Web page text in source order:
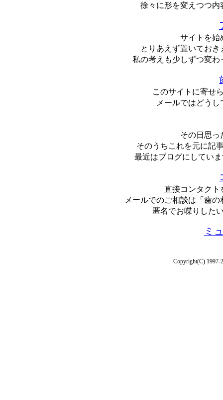
徐々に形を変えつつ
サイトを始
とりあえず置いてお
私の考えも少しずつ変
このサイトに寄せ
メールではどう
その日思っ
そのうちこれを元に記
最近はブログにしてい
直接コンタクト
メールでのご相談は「歯
匿名でお喋りした
ミ
Copyright(C) 1997-